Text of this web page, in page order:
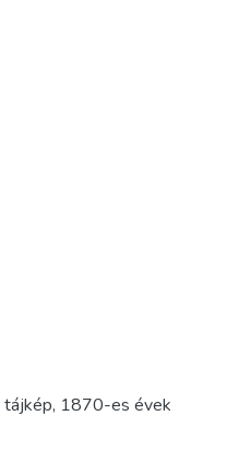
tájkép, 1870-es évek